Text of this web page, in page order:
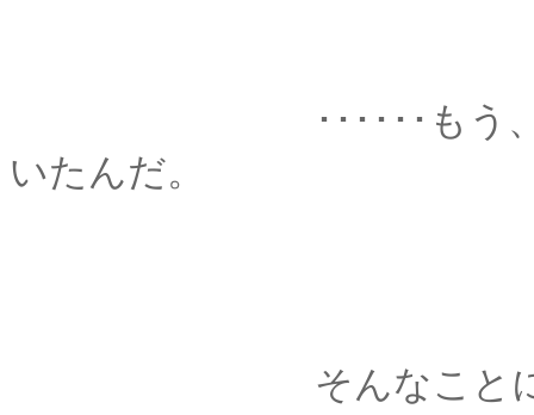
･･････もう、とっく
いたんだ。
そんなことに、つい